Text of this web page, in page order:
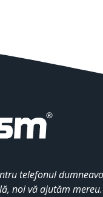
telefonul
noi vă ajutăm